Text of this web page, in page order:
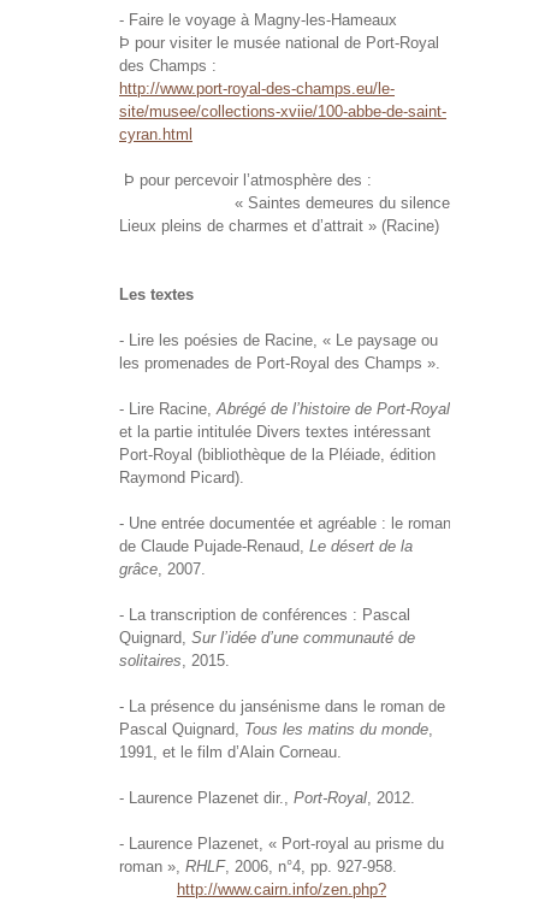
- Faire le voyage à Magny-les-Hameaux
Þ pour visiter le musée national de Port-Royal
des Champs :
http://www.port-royal-des-champs.eu/le-
site/musee/collections-xviie/100-abbe-de-saint-
cyran.html
Þ pour percevoir l’atmosphère des :
« Saintes demeures du silence,
Lieux pleins de charmes et d’attrait » (Racine)
Les textes
- Lire les poésies de Racine, « Le paysage ou
les promenades de Port-Royal des Champs ».
- Lire Racine,Abrégé de l’histoire de Port-Royal
et la partie intitulée Divers textes intéressant
Port-Royal (bibliothèque de la Pléiade, édition
Raymond Picard).
- Une entrée documentée et agréable : le roman
de Claude Pujade-Renaud, Le désert de la
grâce, 2007.
- La transcription de conférences : Pascal
Quignard, Sur l’idée d’une communauté de
solitaires, 2015.
- La présence du jansénisme dans le roman de
Pascal Quignard, Tous les matins du monde,
1991, et le film d’Alain Corneau.
- Laurence Plazenet dir., Port-Royal, 2012.
- Laurence Plazenet, « Port-royal au prisme du
roman », RHLF, 2006, n°4, pp. 927-958.
http://www.cairn.info/zen.php?